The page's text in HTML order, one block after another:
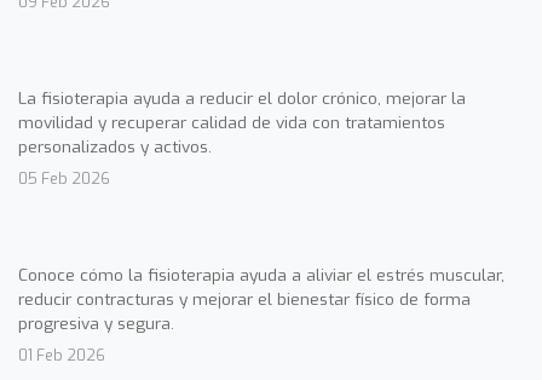
La fisioterapia ayuda a reducir el dolor crónico, mejorar la
movilidad y recuperar calidad de vida con tratamientos
personalizados y activos.
05 Feb 2026
Conoce cómo la fisioterapia ayuda a aliviar el estrés muscular,
reducir contracturas y mejorar el bienestar físico de forma
progresiva y segura.
01 Feb 2026